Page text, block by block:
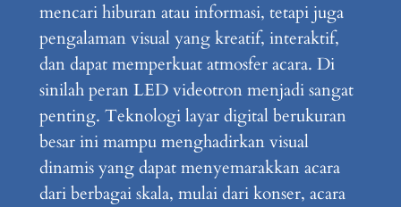
mencari hiburan atau informasi, tetapi juga
pengalaman visual yang kreatif, interaktif,
dan dapat memperkuat atmosfer acara. Di
sinilah peran LED videotron menjadi sangat
penting. Teknologi layar digital berukuran
besar ini mampu menghadirkan visual
dinamis yang dapat menyemarakkan acara
dari berbagai skala, mulai dari konser, acara